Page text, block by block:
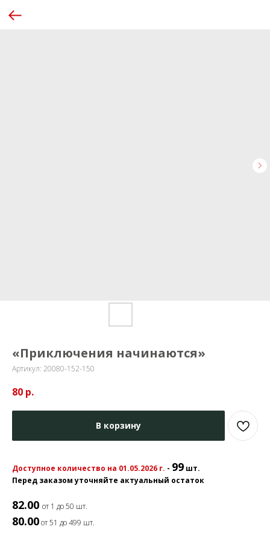
«Приключения начинаются»
Артикул: 20080-152-150
80 р.
В корзину
Доступное количество на 01.05.2026 г. - 99 шт.
Перед заказом уточняйте актуальный остаток
82.00 от 1 до 50 шт.
80.00от 51 до 499 шт.